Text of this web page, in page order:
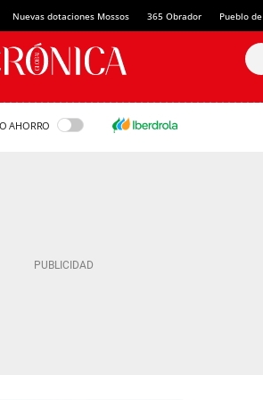
Nuevas dotaciones Mossos 365 Obrador Pueblo
AHORRO